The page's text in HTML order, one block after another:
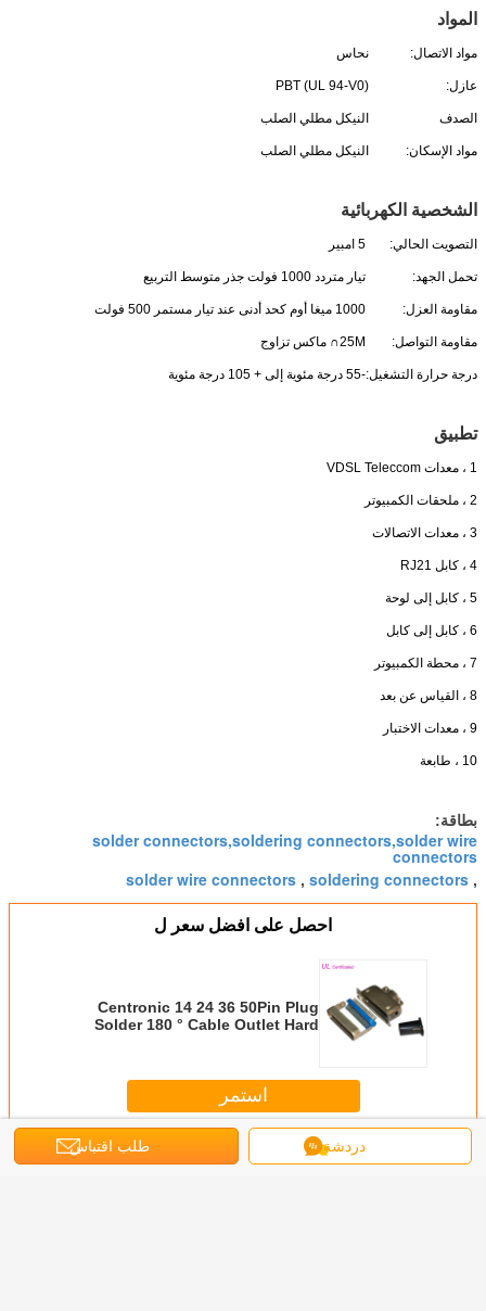
المواد
مواد الاتصال: نحاس
عازل: PBT (UL 94-V0)
الصدف النيكل مطلي الصلب
مواد الإسكان: النيكل مطلي الصلب
الشخصية الكهربائية
التصويت الحالي: 5 امبير
تحمل الجهد: تيار متردد 1000 فولت جذر متوسط ​​التربيع
مقاومة العزل: 1000 ميغا أوم كحد أدنى عند تيار مستمر 500 فولت
مقاومة التواصل: 25M∩ ماكس تزاوج
درجة حرارة التشغيل:-55 درجة مئوية إلى + 105 درجة مئوية
تطبيق
1 ، معدات VDSL Teleccom
2 ، ملحقات الكمبيوتر
3 ، معدات الاتصالات
4 ، كابل RJ21
5 ، كابل إلى لوحة
6 ، كابل إلى كابل
7 ، محطة الكمبيوتر
8 ، القياس عن بعد
9 ، معدات الاختبار
10 ، طابعة
بطاقة:
solder connectors,soldering connectors,solder wire
connectors
,
soldering connectors
,
solder wire connectors
احصل على افضل سعر ل
Centronic 14 24 36 50Pin Plug
Solder 180 ° Cable Outlet Hard
استمر
أكثر لحام دبوس موصل
دردشة طلب اقتباس